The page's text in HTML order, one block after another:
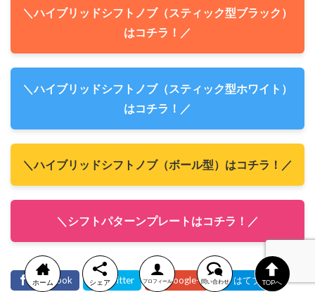
＼ハイブリッドシフトノブ（スティック型ブラック）
はコチラ！／
＼ハイブリッドシフトノブ（スティック型ホワイト）
はコチラ！／
＼ハイブリッドシフトノブ（ボール型）はコチラ！／
＼シフトパターンプレートはコチラ！／
ホーム シェア プロフィール 問い合わせ TOPへ